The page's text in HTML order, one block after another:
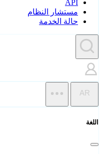
API
مستشار النظام
حالة الخدمة
AR
اللغة